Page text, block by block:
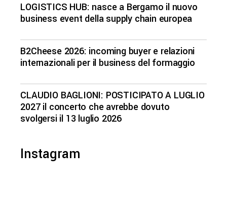
LOGISTICS HUB: nasce a Bergamo il nuovo
business event della supply chain europea
B2Cheese 2026: incoming buyer e relazioni
internazionali per il business del formaggio
CLAUDIO BAGLIONI: POSTICIPATO A LUGLIO
2027 il concerto che avrebbe dovuto
svolgersi il 13 luglio 2026
Instagram